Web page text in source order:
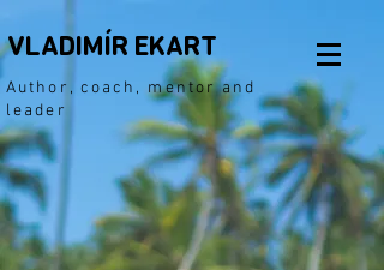
VLADIMÍR EKART
Author, coach, mentor and
leader